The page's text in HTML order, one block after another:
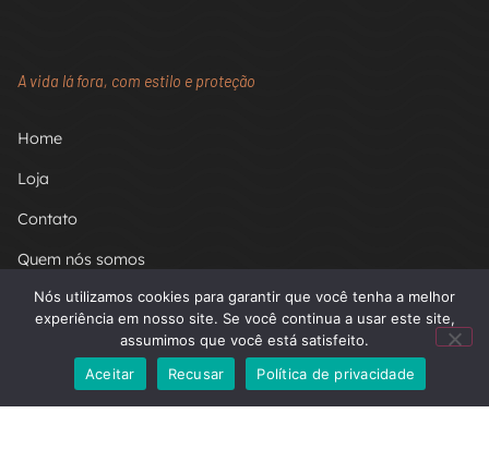
A vida lá fora, com estilo e proteção
Home
Loja
Contato
Quem nós somos
Carrinho
Termos de uso
Nós utilizamos cookies para garantir que você tenha a melhor
experiência em nosso site. Se você continua a usar este site,
assumimos que você está satisfeito.
Aceitar
Recusar Política de privacidade